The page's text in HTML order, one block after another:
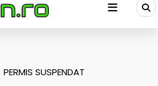
PERMIS SUSPENDAT